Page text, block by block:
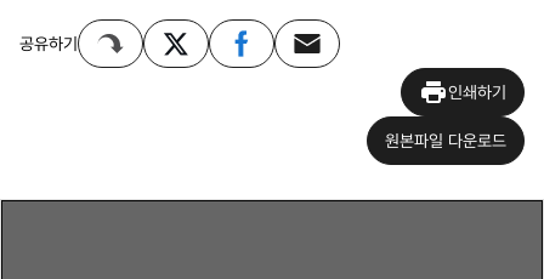
공유하기
인쇄하기
원본파일 다운로드